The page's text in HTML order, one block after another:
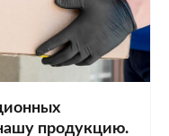
продукцию.